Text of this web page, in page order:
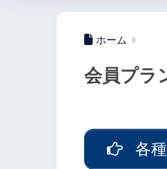
ホーム
会員プラ
各